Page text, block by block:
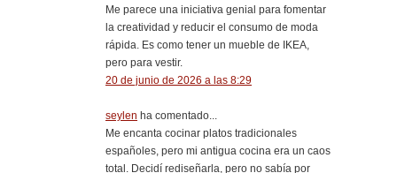
Me parece una iniciativa genial para fomentar
la creatividad y reducir el consumo de moda
rápida. Es como tener un mueble de IKEA,
pero para vestir.
20 de junio de 2026 a las 8:29
seylen ha comentado...
Me encanta cocinar platos tradicionales
españoles, pero mi antigua cocina era un caos
total. Decidí rediseñarla, pero no sabía por